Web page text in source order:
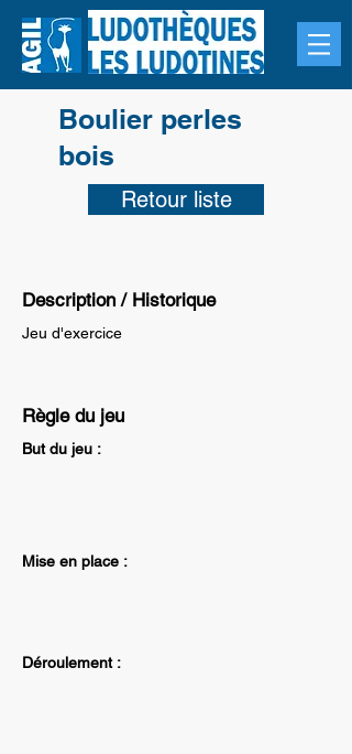
Boulier perles
bois
Retour liste
Description / Historique
Jeu d'exercice
Règle du jeu
But du jeu :
Mise en place :
Déroulement :